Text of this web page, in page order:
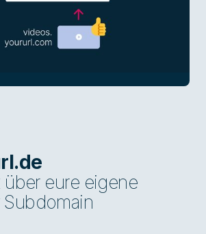
eure eigene